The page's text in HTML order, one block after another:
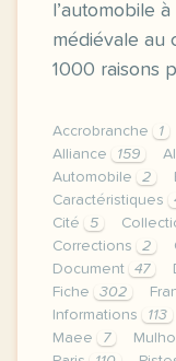
l’automobile
médiévale au
1000 raisons
Accrobranche 1
Alliance
159
Automobile
2
Caractéristiques
Cité
5
Corrections
2
Document
47
Fiche
302
Informations
113
Maee
7